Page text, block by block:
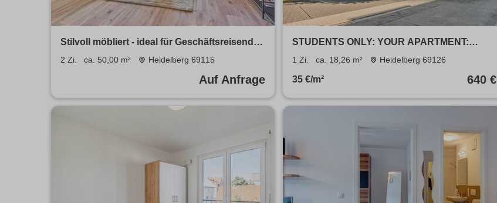
Stilvoll möbliert - ideal für Geschäftsreisende
& Langzeitaufenthalte Stylish & Ideal for
2 Zi. ca. 50,00 m² Heidelberg 69115
Auf Anfrage
STUDENTS ONLY: YOUR APARTMENT:
Furnished student apartment in Heidelberg
1 Zi. ca. 18,26 m² Heidelberg 69126
35 €/m² 640 €